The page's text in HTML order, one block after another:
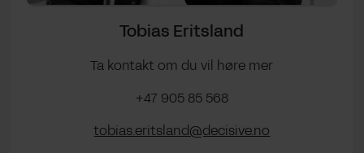
Tobias Eritsland
Ta kontakt om du vil høre mer
+47 905 85 568
tobias.eritsland@decisive.no